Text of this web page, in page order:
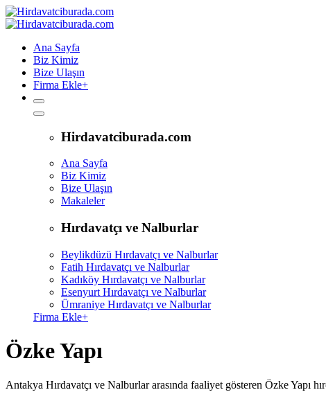
Ana Sayfa
Biz Kimiz
Bize Ulaşın
Firma Ekle+
Hirdavatciburada.com
Ana Sayfa
Biz Kimiz
Bize Ulaşın
Makaleler
Hırdavatçı ve Nalburlar
Beylikdüzü Hırdavatçı ve Nalburlar
Fatih Hırdavatçı ve Nalburlar
Kadıköy Hırdavatçı ve Nalburlar
Esenyurt Hırdavatçı ve Nalburlar
Ümraniye Hırdavatçı ve Nalburlar
Firma Ekle+
Özke Yapı
Antakya Hırdavatçı ve Nalburlar arasında faaliyet gösteren Özke Yapı